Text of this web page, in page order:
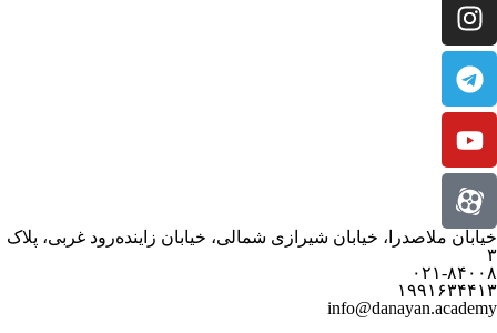
خیابان ملاصدرا، خیابان شیرازی شمالی، خیابان زاینده‌رود غربی، پلاک
۳
۰۲۱-۸۴۰۰۸
۱۹۹۱۶۳۴۴۱۳
info@danayan.academy